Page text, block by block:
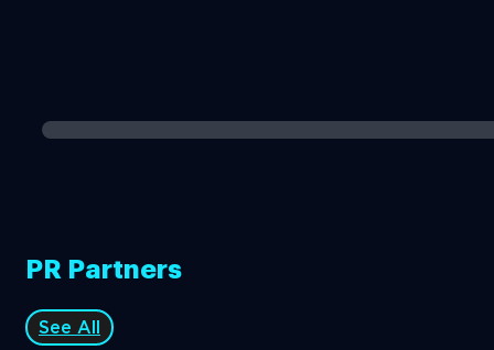
PR Partners
See All